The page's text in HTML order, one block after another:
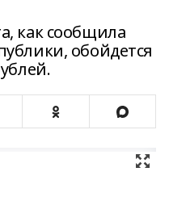
как сообщила
обойдется